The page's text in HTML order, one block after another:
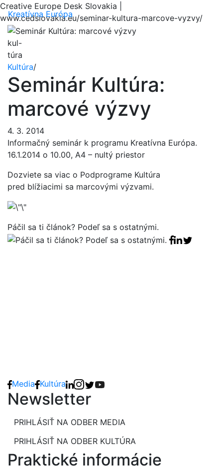
Creative Europe Desk Slovakia |
www.cedslovakia.eu/seminar-kultura-marcove-vyzvy/
Kreatívna Európa
kul-
túra
Kultúra/
Seminár Kultúra:
marcové výzvy
4. 3. 2014
Informačný seminár k programu Kreatívna Európa.
16.1.2014 o 10.00, A4 – nultý priestor
Dozviete sa viac o Podprograme Kultúra
pred blížiacimi sa marcovými výzvami.
Páčil sa ti článok? Podeľ sa s ostatnými.
Facebook
Linkedin
Tweet
Media Kultúra
Newsletter
PRIHLÁSIŤ NA ODBER MEDIA
PRIHLÁSIŤ NA ODBER KULTÚRA
Praktické informácie